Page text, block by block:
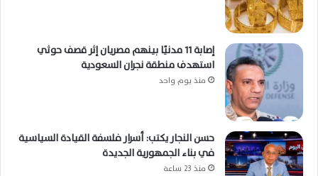
إصابة 11 مدنيًا بينهم مصريان إثر قصف حوثي
استهدف منطقة نجران السعودية
منذ يوم واحد
حسن النجار يكتب: أسرار فلسفة القيادة السياسية
في بناء الجمهورية الجديدة
منذ 23 ساعة